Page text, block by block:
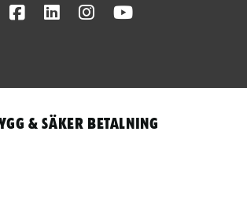
FacebookLinkedInInstagram
& säker betalning